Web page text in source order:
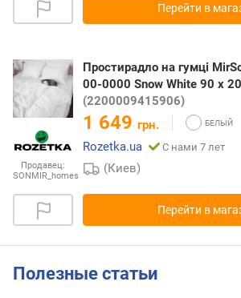
Перейти в
Продавец:
SONMIR_homes
Простирадло на гумці
00-0000 Snow White 90 х
(2200009415906)
1 649 грн.
Rozetka.ua
С нами 7 лет
(Киев)
Перейти в
Полезные статьи